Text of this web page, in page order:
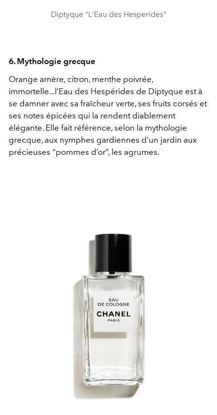
Diptyque "L'Eau des Hesperides"
6. Mythologie grecque
Orange amère, citron, menthe poivrée,
immortelle...l’Eau des Hespérides de Diptyque est à
se damner avec sa fraîcheur verte, ses fruits corsés et
ses notes épicées qui la rendent diablement
élégante. Elle fait référence, selon la mythologie
grecque, aux nymphes gardiennes d’un jardin aux
précieuses “pommes d’or”, les agrumes.